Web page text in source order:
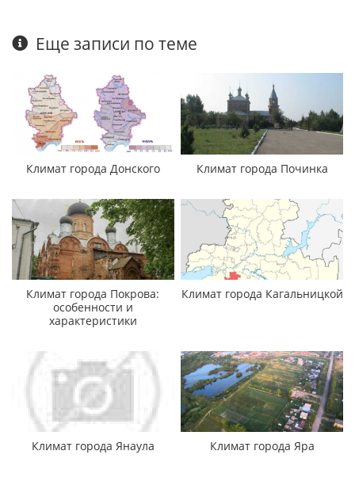
Еще записи по теме
Климат города Донского Климат города Починка
Климат города Покрова:
особенности и
характеристики
Климат города Кагальницкой
Климат города Янаула Климат города Яра